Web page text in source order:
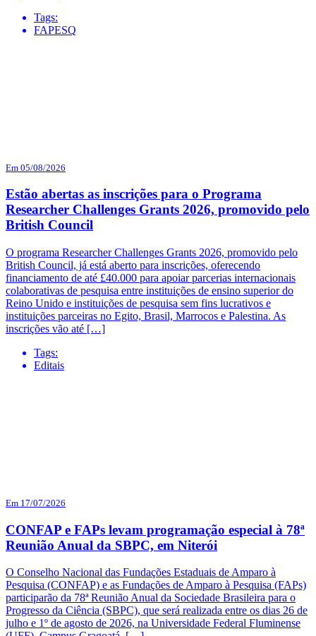
Tags:
FAPESQ
Em 05/08/2026
Estão abertas as inscrições para o Programa
Researcher Challenges Grants 2026, promovido pelo
British Council
O programa Researcher Challenges Grants 2026, promovido pelo
British Council, já está aberto para inscrições, oferecendo
financiamento de até £40.000 para apoiar parcerias internacionais
colaborativas de pesquisa entre instituições de ensino superior do
Reino Unido e instituições de pesquisa sem fins lucrativos e
instituições parceiras no Egito, Brasil, Marrocos e Palestina. As
inscrições vão até […]
Tags:
Editais
Em 17/07/2026
CONFAP e FAPs levam programação especial à 78ª
Reunião Anual da SBPC, em Niterói
O Conselho Nacional das Fundações Estaduais de Amparo à
Pesquisa (CONFAP) e as Fundações de Amparo à Pesquisa (FAPs)
participarão da 78ª Reunião Anual da Sociedade Brasileira para o
Progresso da Ciência (SBPC), que será realizada entre os dias 26 de
julho e 1º de agosto de 2026, na Universidade Federal Fluminense